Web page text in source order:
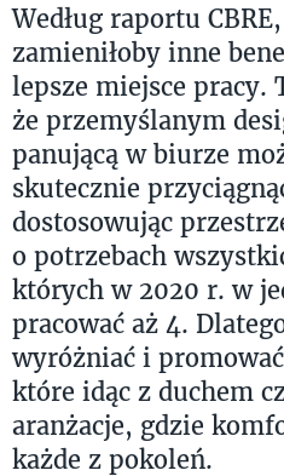
Według raportu
zamieniłoby inne
lepsze miejsce pracy.
że przemyślanym
panującą w biurze
skutecznie
dostosowując
o potrzebach
których w 2020 r. w
pracować aż 4.
wyróżniać i
które idąc z duchem
aranżacje, gdzie
każde z pokoleń.